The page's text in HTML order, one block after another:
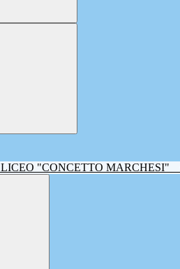
LICEO "CONCETTO MARCHESI"